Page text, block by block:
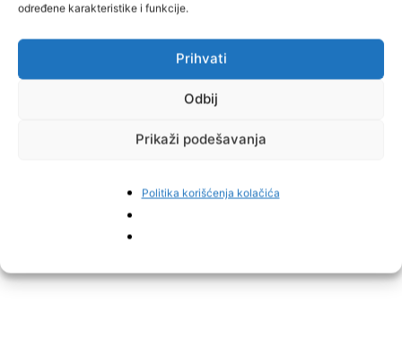
određene karakteristike i funkcije.
Prihvati
Odbij
Prikaži podešavanja
Politika korišćenja kolačića
Generated byFacebook Photo Fetcher 2